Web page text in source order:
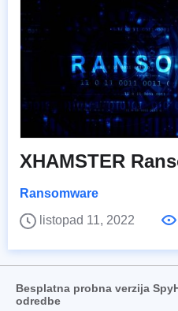
XHAMSTER
Ransomware
listopad 11, 2022
Besplatna probna verzija
odredbe